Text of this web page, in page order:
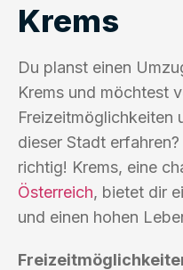
Krems
Du planst einen
Krems und möchtest
Freizeitmöglichkeiten
dieser Stadt
richtig! Krems, eine
Österreich, bietet dir
und einen hohen